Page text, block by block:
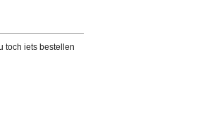
toch iets bestellen